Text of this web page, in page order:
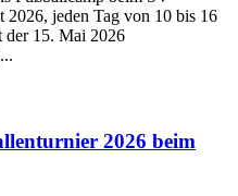
jeden Tag von 10 bis 16
der 15. Mai 2026
2026 beim